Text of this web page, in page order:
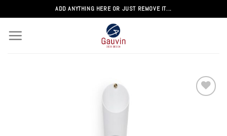
au
contenu
ADD ANYTHING HERE OR JUST REMOVE IT...